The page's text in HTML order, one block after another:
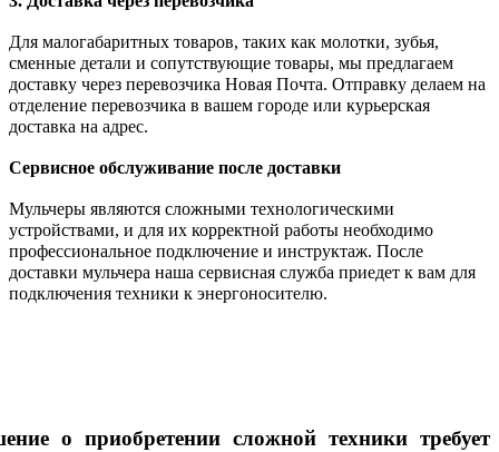
Для малогабаритных товаров, таких как молотки, зубья,
сменные детали и сопутствующие товары, мы предлагаем
доставку через перевозчика Новая Почта. Отправку делаем на
отделение перевозчика в вашем городе или курьерская
доставка на адрес.
Сервисное обслуживание после доставки
Мульчеры являются сложными технологическими
устройствами, и для их корректной работы необходимо
профессиональное подключение и инструктаж. После
доставки мульчера наша сервисная служба приедет к вам для
подключения техники к энергоносителю.
о приобретении сложной техники требует